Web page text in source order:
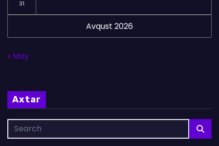
Avqust 2026
31
« May
Axtar